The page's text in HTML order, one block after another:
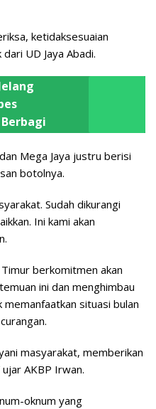
ketidaksesuaian
UD Jaya Abadi.
Mega Jaya justru berisi
botolnya.
Sudah dikurangi
Ini kami akan
berkomitmen akan
ini dan menghimbau
situasi bulan
masyarakat, memberikan
AKBP Irwan.
oknum yang